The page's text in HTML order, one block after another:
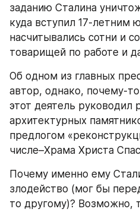
заданию Сталина
куда вступил 17-летним
насчитывались сотни и
товарищей по работе и
Об одном из главных
автор, однако, почему-
этот деятель руководил
архитектурных
предлогом
числе–Храма Христа
Почему именно ему
злодейство (мог бы
то другому)? Возможно,